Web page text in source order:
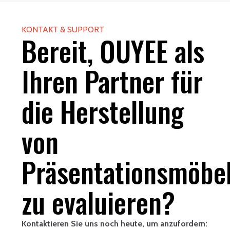
KONTAKT & SUPPORT
Bereit, OUYEE als
Ihren Partner für
die Herstellung
von
zu evaluieren?
Kontaktieren Sie uns noch heute, um anzufordern: